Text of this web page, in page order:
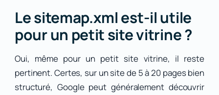
Le sitemap.xml est-il utile
pour un petit site vitrine ?
Oui, même pour un petit site vitrine, il reste
pertinent. Certes, sur un site de 5 à 20 pages bien
structuré, Google peut généralement découvrir